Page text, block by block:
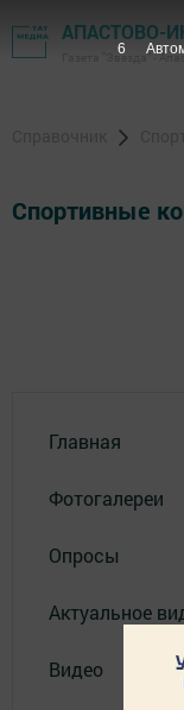
АПАСТОВО-
Газета "Звезда" -
Спортивные
Главная
Фотогалереи
Опросы
Актуальное
Видео
6